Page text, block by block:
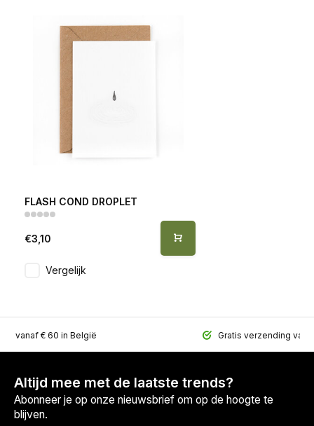
FLASH COND DROPLET
€3,10
Vergelijk
vanaf € 60 in België Gratis verzending
Altijd mee met de laatste trends?
Abonneer je op onze nieuwsbrief om op de hoogte te
blijven.